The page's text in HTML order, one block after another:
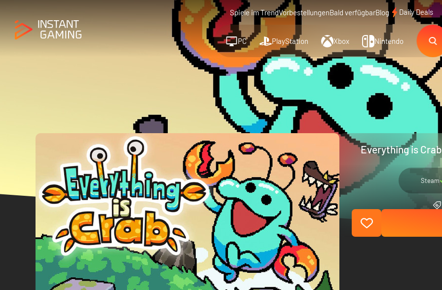
Spiele im TrendVorbestellungenBald verfügbarBlog Daily Deals
PC PlayStation Xbox Nintendo
Everything is
Steam